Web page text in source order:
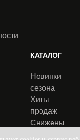
КАТАЛОГ
Новинки
сезона
Хиты
продаж
Снижены